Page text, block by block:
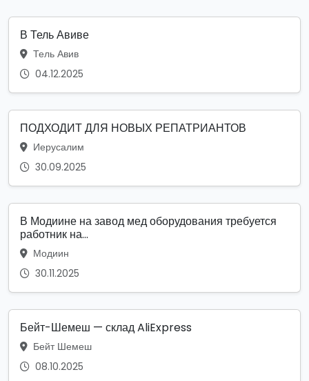
В Тель Авиве
Тель Авив
04.12.2025
ПОДХОДИТ ДЛЯ НОВЫХ РЕПАТРИАНТОВ
Иерусалим
30.09.2025
В Модиине на завод мед оборудования требуется
работник на...
Модиин
30.11.2025
Бейт-Шемеш — склад AliExpress
Бейт Шемеш
08.10.2025